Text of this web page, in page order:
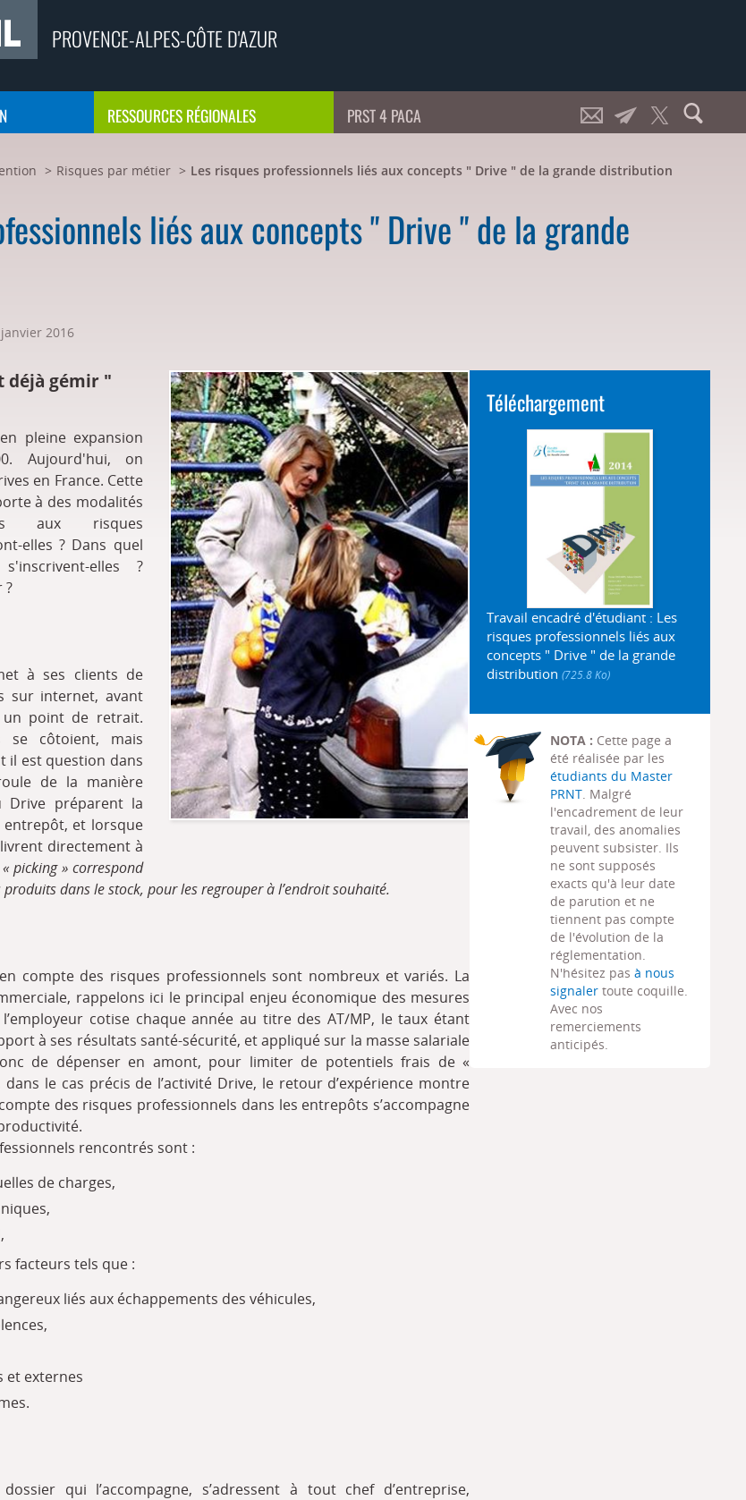
PROVENCE-ALPES-CÔTE D'AZUR
RESSOURCES RÉGIONALES PRST 4 PACA
Risques par métier Les risques professionnels liés aux concepts " Drive " de la grande distribution
liés aux concepts " Drive " de la grande
2016
déjà gémir "
pleine expansion
Aujourd'hui, on
en France. Cette
à des modalités
aux risques
elles ? Dans quel
elles ?
?
à ses clients de
sur internet, avant
point de retrait.
se côtoient, mais
il est question dans
de la manière
Drive préparent la
entrepôt, et lorsque
directement à
picking » correspond
produits dans le stock, pour les regrouper à l’endroit souhaité.
compte des risques professionnels sont nombreux et variés. La
rappelons ici le principal enjeu économique des mesures
cotise chaque année au titre des AT/MP, le taux étant
à ses résultats santé-sécurité, et appliqué sur la masse salariale
de dépenser en amont, pour limiter de potentiels frais de «
le cas précis de l’activité Drive, le retour d’expérience montre
des risques professionnels dans les entrepôts s’accompagne
rencontrés sont :
de charges,
facteurs tels que :
liés aux échappements des véhicules,
et externes
qui l’accompagne, s’adressent à tout chef d’entreprise,
Téléchargement
Travail encadré d'étudiant : Les
risques professionnels liés aux
concepts " Drive " de la grande
distribution (725.8 Ko)
NOTA : Cette page a
été réalisée par les
étudiants du Master
PRNT. Malgré
l'encadrement de leur
travail, des anomalies
peuvent subsister. Ils
ne sont supposés
exacts qu'à leur date
de parution et ne
tiennent pas compte
de l'évolution de la
réglementation.
N'hésitez pasà nous
signaler toute coquille.
Avec nos
remerciements
anticipés.